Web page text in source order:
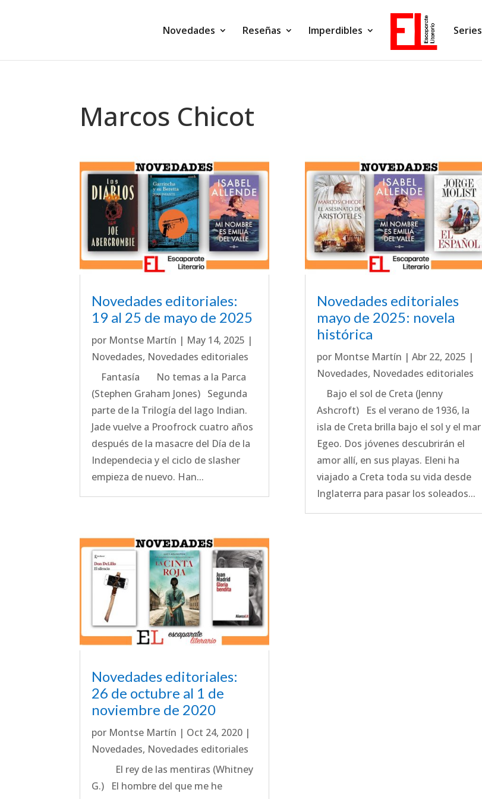
Novedades Reseñas Imperdibles Series
Marcos Chicot
Novedades editoriales:
19 al 25 de mayo de 2025
por Montse Martín | May 14, 2025 |
Novedades, Novedades editoriales
Fantasía No temas a la Parca
(Stephen Graham Jones) Segunda
parte de la Trilogía del lago Indian.
Jade vuelve a Proofrock cuatro años
después de la masacre del Día de la
Independecia y el ciclo de slasher
empieza de nuevo. Han...
Novedades editoriales:
26 de octubre al 1 de
noviembre de 2020
por Montse Martín | Oct 24, 2020 |
Novedades, Novedades editoriales
El rey de las mentiras (Whitney
G.) El hombre del que me he
Novedades editoriales
mayo de 2025: novela
histórica
por Montse Martín | Abr 22, 2025 |
Novedades, Novedades editoriales
Bajo el sol de Creta (Jenny
Ashcroft) Es el verano de 1936, la
isla de Creta brilla bajo el sol y el mar
Egeo. Dos jóvenes descubrirán el
amor allí, en sus playas. Eleni ha
viajado a Creta toda su vida desde
Inglaterra para pasar los soleados...